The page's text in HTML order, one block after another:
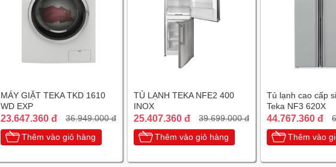
MÁY GIẶT TEKA TKD 1610
WD EXP
23.647.360 đ 36.949.000 đ
Thêm vào giỏ hàng
TỦ LẠNH TEKA NFE2 400
INOX
25.407.360 đ 39.699.000 đ
Thêm vào giỏ hàng
Tủ lạnh cao cấp
Teka NF3 620X
44.767.360 đ
Thêm vào